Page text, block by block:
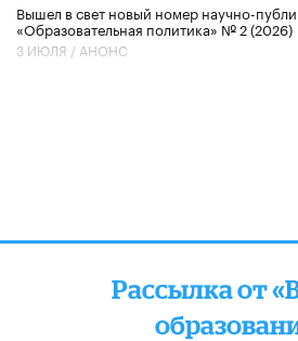
Вышел в свет новый номер научно-
«Образовательная политика» № 2 (2026)
3 ИЮЛЯ / АНОНС
Рассылка от